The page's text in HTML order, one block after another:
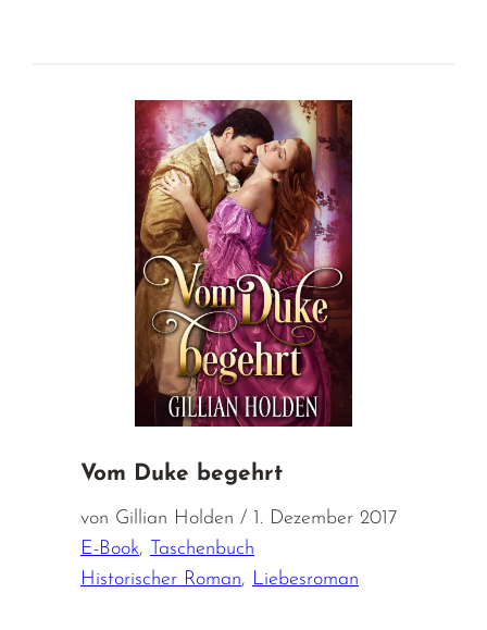
Vom Duke begehrt
von Gillian Holden / 1. Dezember 2017
E-Book,
Taschenbuch
Historischer Roman, Liebesroman